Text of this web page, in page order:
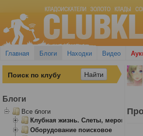
Главная Блоги Находки Видео
Блоги
Все блоги
Клубная жизнь. Слеты, мероприятия
Оборудование поисковое